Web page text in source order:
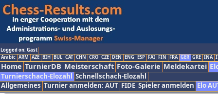
Logged on: Gast
Arabic ARM AZE BIH BUL CAT CHN CRO CZE DEN ENG ESP FAI FIN FRA GER GRE INA
Home TurnierDB Meisterschaft Foto-Galerie Meldekartei
Turnierschach-Elozahl Schnellschach-Elozahl
Allgemeines Turnier anmelden: AUT FIDE Spieler anmelden Elo